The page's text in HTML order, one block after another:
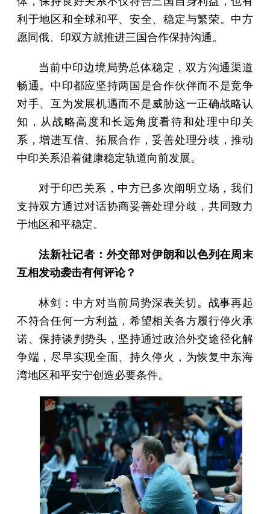
利于地区和全球和平、安全、稳定与繁荣。中方
愿同俄、印双方就推进三国合作保持沟通。
当前中印边境局势总体稳定，双方沟通渠道
畅通。中印都应坚持两国是合作伙伴而不是竞争
对手、互为发展机遇而不是威胁这一正确战略认
知，从战略高度和长远角度看待和处理中印关
系，增进互信、拓展合作，妥善处理分歧，推动
中印关系沿着健康稳定轨道向前发展。
对于印巴关系，中方已多次阐明立场，我们
支持双方通过对话协商妥善处理分歧，共同致力
于地区和平稳定。
法新社记者：外交部对伊朗和以色列在周末
互相发动袭击有何评论？
林剑：中方对当前局势深表关切。战事再起
不符合任何一方利益，希望相关各方履行停火承
诺、保持谈判势头，坚持通过政治外交途径化解
争端，尽早实现全面、持久停火，为恢复中东海
湾地区和平安宁创造必要条件。